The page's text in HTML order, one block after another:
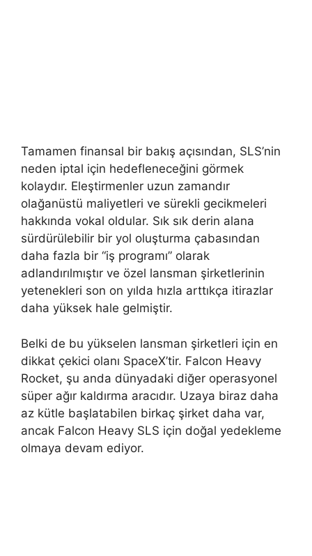
Tamamen finansal bir bakış açısından, SLS’nin
neden iptal için hedefleneceğini görmek
kolaydır. Eleştirmenler uzun zamandır
olağanüstü maliyetleri ve sürekli gecikmeleri
hakkında vokal oldular. Sık sık derin alana
sürdürülebilir bir yol oluşturma çabasından
daha fazla bir “iş programı” olarak
adlandırılmıştır ve özel lansman şirketlerinin
yetenekleri son on yılda hızla arttıkça itirazlar
daha yüksek hale gelmiştir.
Belki de bu yükselen lansman şirketleri için en
dikkat çekici olanı SpaceX’tir. Falcon Heavy
Rocket, şu anda dünyadaki diğer operasyonel
süper ağır kaldırma aracıdır. Uzaya biraz daha
az kütle başlatabilen birkaç şirket daha var,
ancak Falcon Heavy SLS için doğal yedekleme
olmaya devam ediyor.